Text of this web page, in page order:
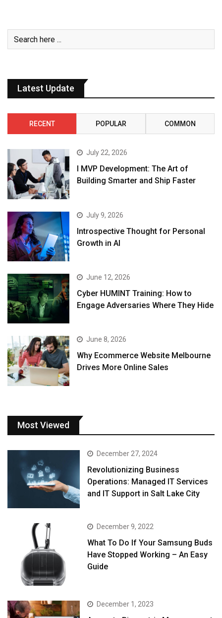
Latest Update
RECENT POPULAR COMMON
July 22, 2026
I MVP Development: The Art of
Building Smarter and Ship Faster
July 9, 2026
Introspective Thought for Personal
Growth in AI
June 12, 2026
Cyber HUMINT Training: How to
Engage Adversaries Where They Hide
June 8, 2026
Why Ecommerce Website Melbourne
Drives More Online Sales
Most Viewed
December 27, 2024
Revolutionizing Business
Operations: Managed IT Services
and IT Support in Salt Lake City
December 9, 2022
What To Do If Your Samsung Buds
Have Stopped Working – An Easy
Guide
December 1, 2023